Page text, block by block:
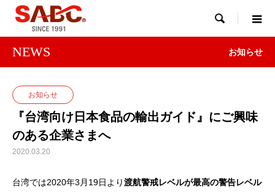

NEWS お知らせ
お知らせ
『台湾向け日本食品の輸出ガイド』にご興味
のある企業さまへ
2020.03.20
台湾では2020年3月19日より渡航警戒レベルが最高の警告レベル